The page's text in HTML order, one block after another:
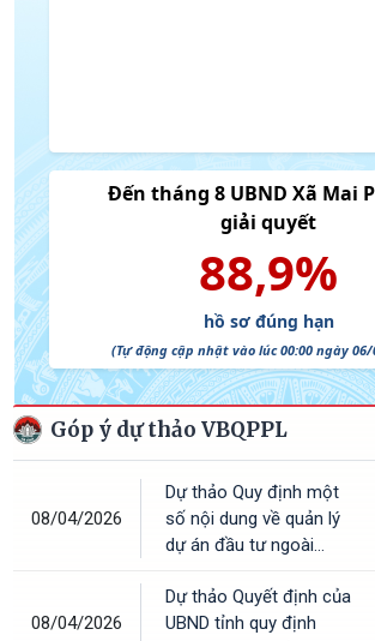
Góp ý dự thảo VBQPPL
08/04/2026
Dự thảo Quy định một
số nội dung về quản lý
dự án đầu tư ngoài
tỉnh Hà Tĩnh
08/04/2026
Dự thảo Quyết định của
UBND tỉnh quy định